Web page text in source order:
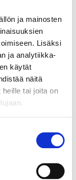
ja mainosten
Lisäksi
ja analytiikka-
käytät
näitä
heille tai joita on